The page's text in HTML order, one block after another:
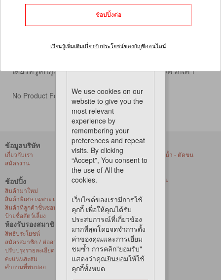
ทำความสะอาดตัวเองและทำอาหารต่อหน้าฝูงชน
นอกจากนี้ยังเป็นวิธีที่บางตัวดึงดูดคู่รักของพวกเขาด้วย ใน
ฐานะเจ้าของสัตว์เลี้ยง เราอยู่ที่นี่เพื่อช่วยให้คุณดูแลสัตว์
ชนิด เช่น ครีมนวดจะงอยปาก หินปลาหมึก และบล็อกแร่
เดียวที่รู้สึกภูมิใจกับขนสีสันสดใสสุขภาพดีของพวกเค้า
No Product Found
ข้อมูลบริษัท
เกี่ยวกับเรา
สมัครงาน
ช้อปปิ้ง
สินค้ามาใหม่
สินค้าพิเศษ เฉพาะ เพ็ท เลิฟเวอร์ เซ็นเตอร์
สินค้าที่ลูกค้าชื่นชอบ
ป้ายชื่อสัตว์เลี้ยง
บริการของเรา
ศูนย์ให้บริการอาบน้ำ - ตัดขน
สัตว์เลี้ยงที่ร้านค้า
การจัดส่งด่วน
บริการจัดส่งถึงบ้าน
ห้องรับรองสมาชิก
สิทธิประโยชน์
สมัครสมาชิก / ต่ออายุ / เปิดใช้งานบัตรวีไอพี
ปรับปรุงรายละเอียดส่วนบุคคล
คะแนนสะสม
คำถามที่พบบ่อย
We use cookies on our
website to give you the
most relevant
experience by
remembering your
preferences and repeat
visits. By clicking
“Accept”, You consent to
the use of All the
cookies.
เว็บไซต์ของเรามีการใช้
คุกกี้ เพื่อให้คุณได้รับ
ประสบการณ์ที่เกี่ยวข้อง
มากที่สุดโดยจดจำการตั้ง
ค่าของคุณและการเยี่ยม
ชมซ้ำ การคลิก"ยอมรับ"
แสดงว่าคุณยินยอมให้ใช้
คุกกี้ทั้งหมด
ช้อปปิ้งต่อ
เรียนรู้เพิ่มเติมเกี่ยวกับประโยชน์ของบัญชีออนไลน์